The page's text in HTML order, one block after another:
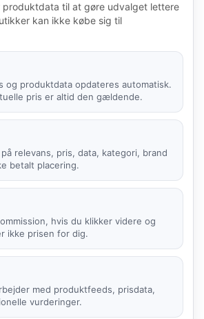
produktdata til at gøre udvalget lettere
kan ikke købe sig til
og produktdata opdateres automatisk.
pris er altid den gældende.
relevans, pris, data, kategori, brand
betalt placering.
hvis du klikker videre og
ikke prisen for dig.
med produktfeeds, prisdata,
vurderinger.